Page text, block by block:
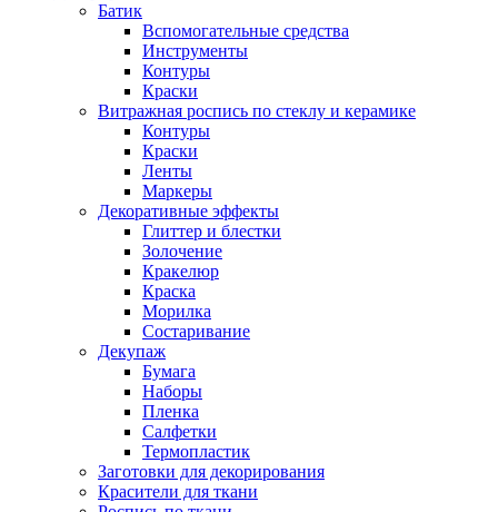
Батик
Вспомогательные средства
Инструменты
Контуры
Краски
Витражная роспись по стеклу и керамике
Контуры
Краски
Ленты
Маркеры
Декоративные эффекты
Глиттер и блестки
Золочение
Кракелюр
Краска
Морилка
Состаривание
Декупаж
Бумага
Наборы
Пленка
Салфетки
Термопластик
Заготовки для декорирования
Красители для ткани